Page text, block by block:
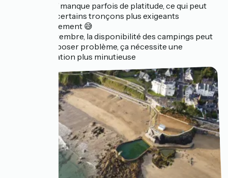
Le relief manque parfois de platitude, ce qui peut
rendre certains tronçons plus exigeants
physiquement 😅
Fin septembre, la disponibilité des campings peut
parfois poser problème, ça nécessite une
planification plus minutieuse